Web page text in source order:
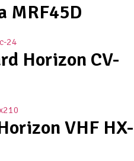
MRF45D
Horizon CV-
VHF HX-